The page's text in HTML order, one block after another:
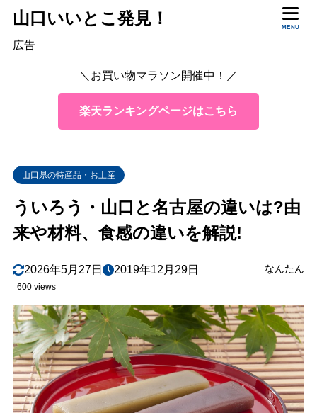
山口いいとこ発見！ MENU
広告
＼お買い物マラソン開催中！／
楽天ランキングページはこちら
山口県の特産品・お土産
ういろう・山口と名古屋の違いは?由
来や材料、食感の違いを解説!
2026年5月27日 2019年12月29日 なんたん
600 views
目次
そもそも、ういろうとは？
山口のういろうは
その起源は
2.3 味や食感は？
2.4 山口ういろうならでは「生ういろう」
3 名古屋のういろうは
3.2
3.3 味や食感は？
4 まとめ